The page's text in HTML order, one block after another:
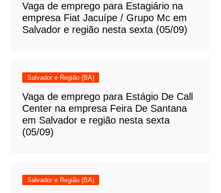
Vaga de emprego para Estagiário na
empresa Fiat Jacuípe / Grupo Mc em
Salvador e região nesta sexta (05/09)
Salvador e Região (BA)
Vaga de emprego para Estágio De Call
Center na empresa Feira De Santana
em Salvador e região nesta sexta
(05/09)
Salvador e Região (BA)